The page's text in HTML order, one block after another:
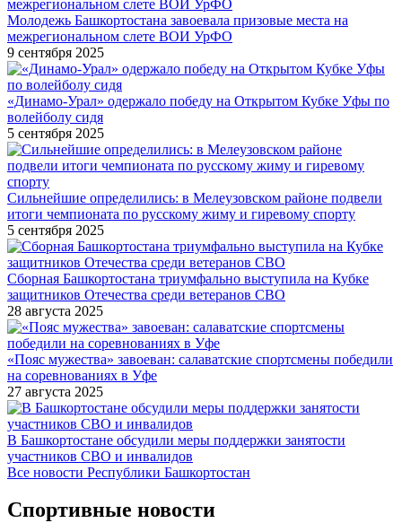
Молодежь Башкортостана завоевала призовые места на
межрегиональном слете ВОИ УрФО
9 сентября 2025
«Динамо-Урал» одержало победу на Открытом Кубке Уфы по
волейболу сидя
5 сентября 2025
Сильнейшие определились: в Мелеузовском районе подвели
итоги чемпионата по русскому жиму и гиревому спорту
5 сентября 2025
Сборная Башкортостана триумфально выступила на Кубке
защитников Отечества среди ветеранов СВО
28 августа 2025
«Пояс мужества» завоеван: салаватские спортсмены победили
на соревнованиях в Уфе
27 августа 2025
В Башкортостане обсудили меры поддержки занятости
участников СВО и инвалидов
Все новости Республики Башкортостан
Спортивные новости